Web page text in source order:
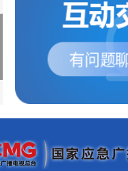
湖北省武汉市东西
布高温红色预警
东西湖区气象台2022
12日05时59分发布高
预警信号：预计今天白